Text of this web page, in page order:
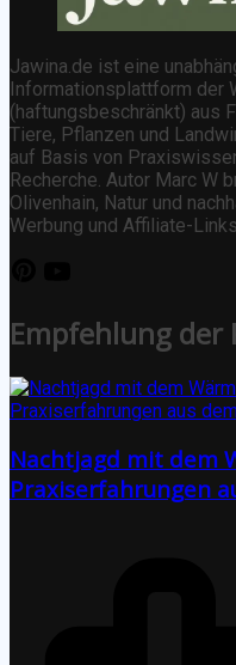
Jawina.de ist eine
Informationsplattform der
(haftungsbeschränkt) aus
Tiere, Pflanzen und
auf Basis von
Recherche. Autor Marc W
Olivenhain, Natur und
Werbung und Affiliate-
Empfehlung der
Nachtjagd mit dem
Praxiserfahrungen